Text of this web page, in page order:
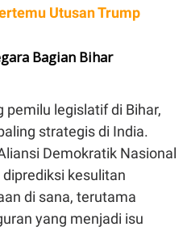
Utusan Trump
Bagian Bihar
pemilu legislatif di Bihar,
strategis di India.
Demokratik Nasional
kesulitan
di sana, terutama
yang menjadi isu